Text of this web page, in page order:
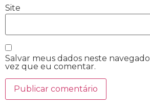
Site
Salvar meus dados neste
vez que eu comentar.